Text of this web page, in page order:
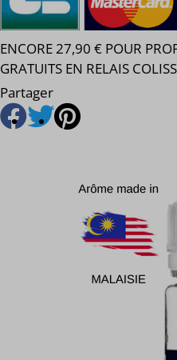
ENCORE 27,90 € POUR
GRATUITS EN RELAIS
Partager